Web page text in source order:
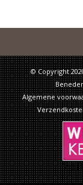
© Copyright
Algemene